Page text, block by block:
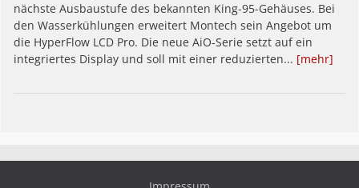
nächste Ausbaustufe des bekannten King-95-Gehäuses. Bei
den Wasserkühlungen erweitert Montech sein Angebot um
die HyperFlow LCD Pro. Die neue AiO-Serie setzt auf ein
integriertes Display und soll mit einer reduzierten... [mehr]